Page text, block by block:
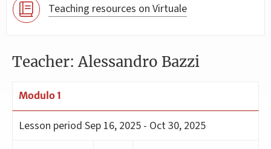
Teaching resources on Virtuale
Teacher: Alessandro Bazzi
Modulo 1
Lesson period Sep 16, 2025 - Oct 30, 2025